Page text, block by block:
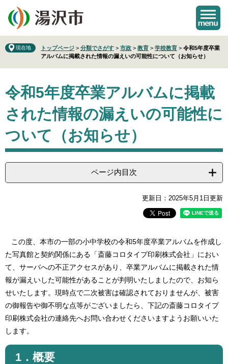
の
先
で
。
ー
を
ば
て
現在地 トップページ > 分類でさがす > 市政 > 教育 > 学校教育 > 令和5年度卒業
アルバムに掲載された情報の漏えいの可能性について（お知らせ）
文
令和5年度卒業アルバムに掲載
された情報の漏えいの可能性に
ついて（お知らせ）
ページ内目次
更新日：2025年5月1日更新
この度、本市の一部の小中学校の令和5年度卒業アルバムを作成し
た写真館と契約関係にある「斎藤コロタイプ印刷株式会社」におい
て、サーバへの不正アクセスがあり、卒業アルバムに掲載された情
報が漏えいした可能性があることが判明いたしましたので、お知ら
せいたします。現時点で二次被害は確認されておりませんが、被害
の御報告や御不明な点等がございましたら、下記の斎藤コロタイプ
印刷株式会社の連絡先へお問い合わせくださいますようお願いいた
します。
1．概要